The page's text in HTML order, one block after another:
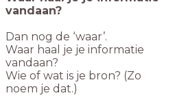
vandaan?
Dan nog de ‘waar’.
Waar haal je je informatie
vandaan?
Wie of wat is je bron? (Zo
noem je dat.)